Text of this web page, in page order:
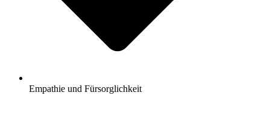
Empathie und Fürsorglichkeit